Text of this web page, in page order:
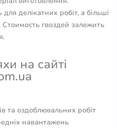
делікатних робіт, а більші
гвоздей залежить
на сайті
та оздоблювальних робіт
навантажень